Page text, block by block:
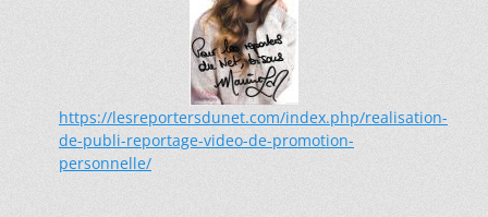
https://lesreportersdunet.com/index.php/realisation-
de-publi-reportage-video-de-promotion-
personnelle/